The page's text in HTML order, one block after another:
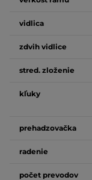
vidlica
zdvih vidlice
stred. zloženie
kľuky
prehadzovačka
radenie
počet prevodov